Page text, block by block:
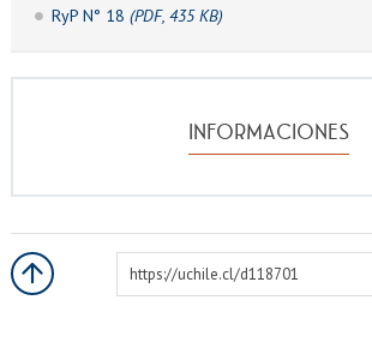
RyP N° 18 (PDF, 435 KB)
INFORMACIONES
https://uchile.cl/d118701